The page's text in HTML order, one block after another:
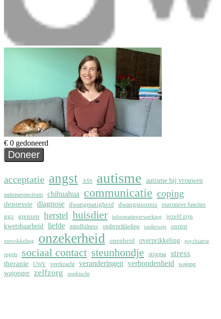
acceptatie angst ASS autisme autisme bij vrouwen
autismespectrum chihuahua communicatie coping
depressie diagnose dwangmatigheid dwangstoornis executieve functies
ggz grenzen herstel huisdier informatieverwerking jezelf zijn
kwetsbaarheid liefde mindfulness onderprikkeling onderwijs onrust
ontwikkeling onzekerheid openheid overprikkeling psychiatrie
regels sociaal contact steunhondje stigma stress
therapie UWV veerkracht veranderingen verbondenheid wajong
wajonger zelfzorg zoektocht